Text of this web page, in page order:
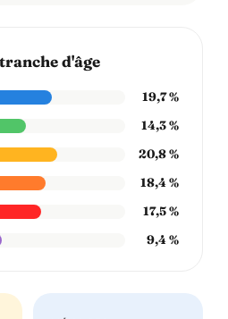
d'âge
19,7 %
14,3 %
20,8 %
18,4 %
17,5 %
9,4 %